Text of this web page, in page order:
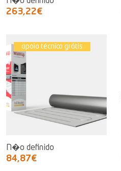
263,22€
apoio técnico grátis
N�o definido
84,87€